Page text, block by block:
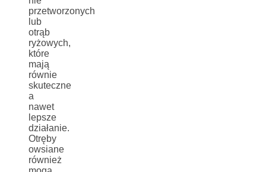
przetworzonych
lub
otrąb
ryżowych,
które
mają
równie
skuteczne
a
nawet
lepsze
działanie.
Otręby
owsiane
również